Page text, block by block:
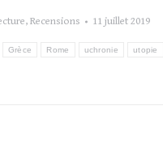
, Recensions 11 juillet 2019
Grèce Rome uchronie utopie